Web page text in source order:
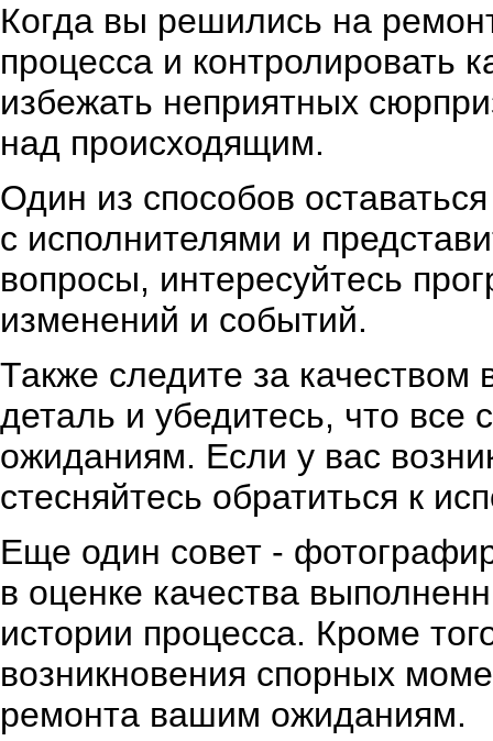
Когда вы решились на
процесса и контролировать
избежать неприятных
над происходящим.
Один из способов
с исполнителями и
вопросы, интересуйтесь
изменений и событий.
Также следите за
деталь и убедитесь, что все
ожиданиям. Если у вас
стесняйтесь обратиться к
Еще один совет -
в оценке качества
истории процесса. Кроме
возникновения спорных
ремонта вашим ожиданиям.